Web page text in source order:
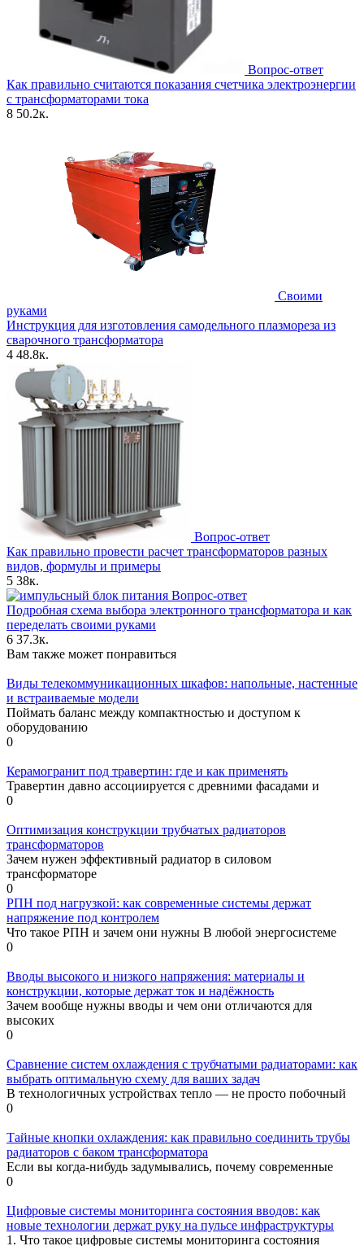
Вопрос-ответ
Как правильно считаются показания счетчика электроэнергии
с трансформаторами тока
8 50.2к.
Своими
руками
Инструкция для изготовления самодельного плазмореза из
сварочного трансформатора
4 48.8к.
Вопрос-ответ
Как правильно провести расчет трансформаторов разных
видов, формулы и примеры
5 38к.
Вопрос-ответ
Подробная схема выбора электронного трансформатора и как
переделать своими руками
6 37.3к.
Вам также может понравиться
Виды телекоммуникационных шкафов: напольные, настенные
и встраиваемые модели
Поймать баланс между компактностью и доступом к
оборудованию
0
Керамогранит под травертин: где и как применять
Травертин давно ассоциируется с древними фасадами и
0
Оптимизация конструкции трубчатых радиаторов
трансформаторов
Зачем нужен эффективный радиатор в силовом
трансформаторе
0
РПН под нагрузкой: как современные системы держат
напряжение под контролем
Что такое РПН и зачем они нужны В любой энергосистеме
0
Вводы высокого и низкого напряжения: материалы и
конструкции, которые держат ток и надёжность
Зачем вообще нужны вводы и чем они отличаются для
высоких
0
Сравнение систем охлаждения с трубчатыми радиаторами: как
выбрать оптимальную схему для ваших задач
В технологичных устройствах тепло — не просто побочный
0
Тайные кнопки охлаждения: как правильно соединить трубы
радиаторов с баком трансформатора
Если вы когда-нибудь задумывались, почему современные
0
Цифровые системы мониторинга состояния вводов: как
новые технологии держат руку на пульсе инфраструктуры
1. Что такое цифровые системы мониторинга состояния